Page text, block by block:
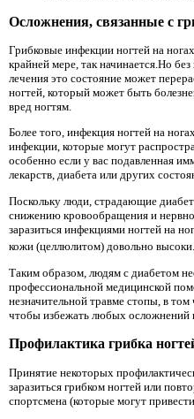
Осложнения, связанные с
Грибковые инфекции ногтей на
крайней мере, так начинается.Но
лечения это состояние может
ногтей, который может быть
вред ногтям.
Более того, инфекция ногтей на
инфекции, которые могут
особенно если у вас подавленная
лекарств, диабета или других
Поскольку люди, страдающие
снижению кровообращения и
заразиться инфекциями ногтей на
кожи (целлюлитом) довольно высоки.
Таким образом, людям с диабетом
профессиональной медицинской
незначительной травме стопы, в
чтобы избежать любых осложнений
Профилактика грибка
Принятие некоторых
заразиться грибком ногтей или
спортсмена (которые могут